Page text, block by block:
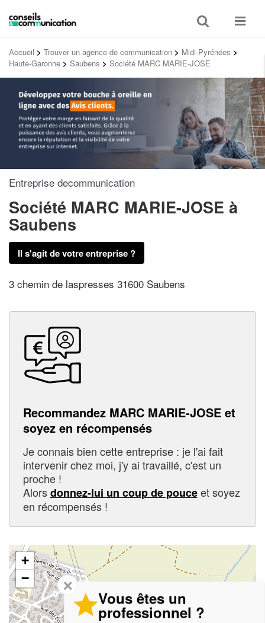
Toggle
search
Toggle
Accueil > Trouver un agence de communication > Midi-Pyrénées >
Haute-Garonne > Saubens > Société MARC MARIE-JOSE
Entreprise decommunication
Société MARC MARIE-JOSE à
Saubens
Il s'agit de votre entreprise ?
3 chemin de laspresses 31600 Saubens
Recommandez MARC MARIE-JOSE et
soyez en récompensés
Je connais bien cette entreprise : je l'ai fait
intervenir chez moi, j'y ai travaillé, c'est un
proche !
Alorsdonnez-lui un coup de pouceet soyez
en récompensés !
+
−
✕
Vous êtes un
professionnel ?